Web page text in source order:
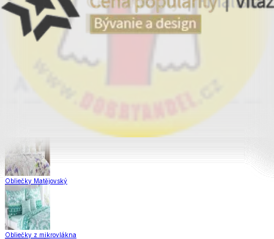
Obliečky Dual Feel®
Obliečky Matějovský
Obliečky z mikrovlákna